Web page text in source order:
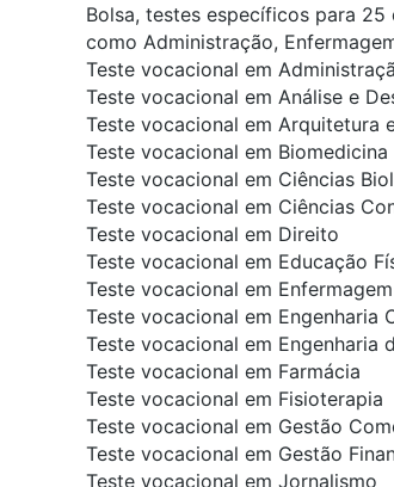
Bolsa, testes específicos para 25
como Administração,
Teste vocacional em
Teste vocacional em Análise e
Teste vocacional em Arquitetura
Teste vocacional em Biomedicina
Teste vocacional em Ciências
Teste vocacional em Ciências
Teste vocacional em Direito
Teste vocacional em Educação
Teste vocacional em Enfermagem
Teste vocacional em Engenharia
Teste vocacional em Engenharia
Teste vocacional em Farmácia
Teste vocacional em Fisioterapia
Teste vocacional em Gestão
Teste vocacional em Gestão
Teste vocacional em Jornalismo